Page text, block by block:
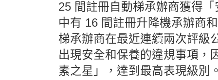
25 間註冊自動梯承辦商獲得
中有 16 間註冊升降機承辦商
梯承辦商在最近連續兩次評級
出現安全和保養的違規事項，
素之星」，達到最高表現級別